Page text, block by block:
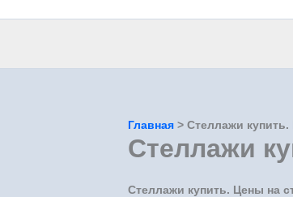
Главная Стеллажи
Стеллажи
Стеллажи купить. Цены на